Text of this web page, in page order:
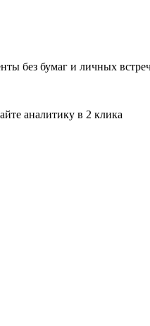
без бумаг и личных
аналитику в 2 клика